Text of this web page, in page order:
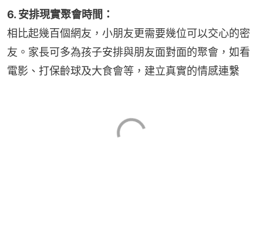
6. 安排現實聚會時間：
相比起幾百個網友，小朋友更需要幾位可以交心的密
友。家長可多為孩子安排與朋友面對面的聚會，如看
電影、打保齡球及大食會等，建立真實的情感連繫